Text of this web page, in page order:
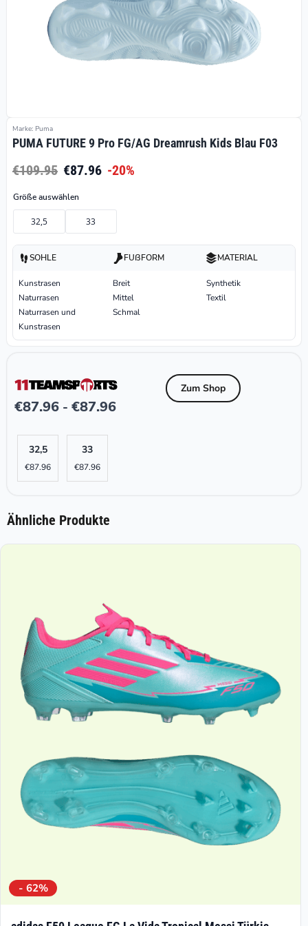
Marke: Puma
PUMA FUTURE 9 Pro FG/AG Dreamrush Kids Blau F03
€109.95 €87.96 -20%
Größe auswählen
32,5 33
SOHLE
Kunstrasen
Naturrasen
Naturrasen und
Kunstrasen
FUßFORM
Breit
Mittel
Schmal
MATERIAL
Synthetik
Textil
€87.96 - €87.96
Zum Shop
32,5
€87.96
33
€87.96
Ähnliche Produkte
- 62%